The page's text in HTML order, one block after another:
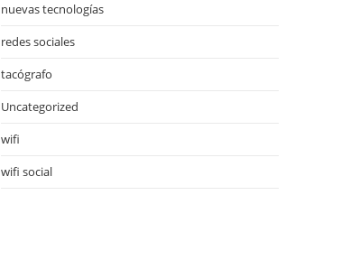
nuevas tecnologías
redes sociales
tacógrafo
Uncategorized
wifi
wifi social